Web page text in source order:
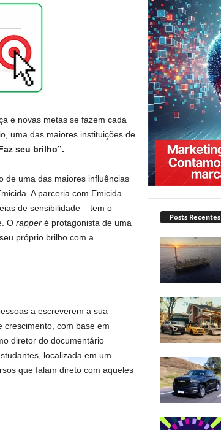
e novas metas se fazem cada
uma das maiores instituições de
seu brilho”.
de uma das maiores influências
A parceria com Emicida –
de sensibilidade – tem o
O rapperé protagonista de uma
próprio brilho com a
a escreverem a sua
crescimento, com base em
diretor do documentário
localizada em um
que falam direto com aqueles
Posts Recentes